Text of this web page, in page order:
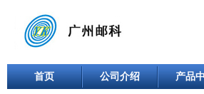
首页 公司介绍 产品